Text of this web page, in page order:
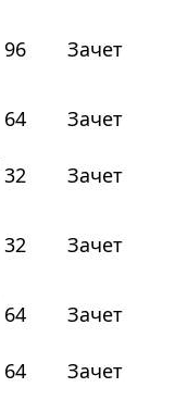
96 Зачет
64 Зачет
32 Зачет
32 Зачет
64 Зачет
64 Зачет